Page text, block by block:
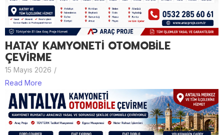
HATAY KAMYONETİ OTOMOBİLE
ÇEVİRME
15 Mayıs 2026 /
Read More